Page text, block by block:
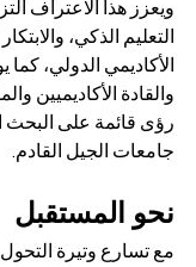
ويعزز هذا الاعتراف
التعليم الذكي،
الأكاديمي الدولي، كما
والقادة الأكاديميين
رؤى قائمة على البحث
جامعات الجيل القادم.
نحو المستقبل
مع تسارع وتيرة